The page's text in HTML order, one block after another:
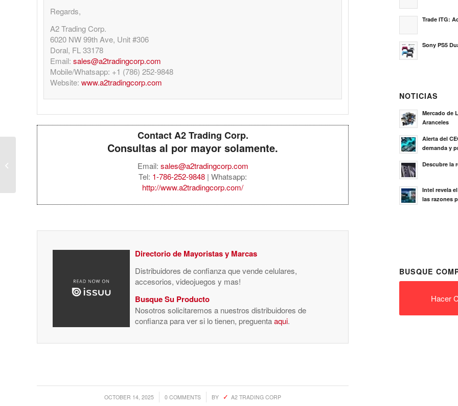
Regards,
A2 Trading Corp.
6020 NW 99th Ave, Unit #306
Doral, FL 33178
Email: sales@a2tradingcorp.com
Mobile/Whatsapp: +1 (786) 252-9848
Website: www.a2tradingcorp.com
Contact A2 Trading Corp.
Consultas al por mayor solamente.
Email: sales@a2tradingcorp.com
Tel: 1-786-252-9848 | Whatsapp:
http://www.a2tradingcorp.com/
Directorio de Mayoristas y Marcas
Distribuidores de confianza que vende celulares,
accesorios, videojuegos y mas!
Busque Su Producto
Nosotros solicitaremos a nuestros distribuidores de
confianza para ver si lo tienen, preguentaaqui.
OCTOBER 14, 2025
/ 0 COMMENTS
/ BY A2 TRADING CORP
Trade ITG:
Sony PS5
NOTICIAS
Mercado de
Aranceles
Alerta del
demanda y
Descubre la
Intel revela
las razones
BUSQUE
Hacer
Harman Kardon Onyx
Studio 9 – Portable
Bluetooth Speaker –
Blac...